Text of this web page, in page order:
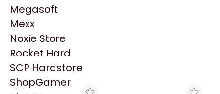
NZXT
PNY
Palit
Philips
PowerColor
Razer
Megasoft
Mexx
Noxie Store
Rocket Hard
SCP Hardstore
ShopGamer
Productos
Similares
Explorá más productos similares